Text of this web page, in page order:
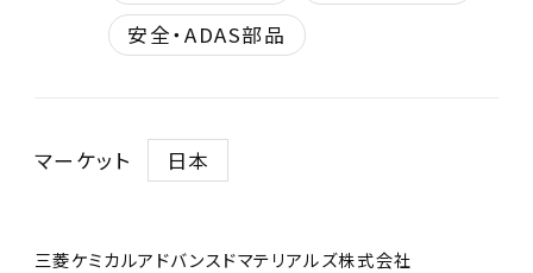
安全・ADAS部品
マーケット 日本
三菱ケミカルアドバンスドマテリアルズ株式会社